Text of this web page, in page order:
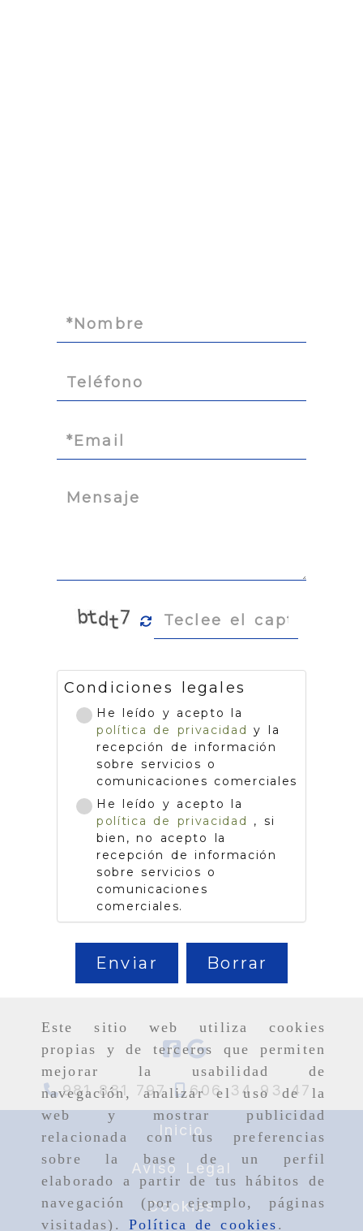
Este sitio web utiliza cookies
propias y de terceros que permiten
mejorar la usabilidad de
navegación, analizar el uso de la
web y mostrar publicidad
relacionada con tus preferencias
sobre la base de un perfil
elaborado a partir de tus hábitos de
navegación (por ejemplo, páginas
visitadas). Política de cookies .
Condiciones legales
He leído y acepto la
política de privacidad y la
recepción de información
sobre servicios o
comunicaciones comerciales
He leído y acepto la
política de privacidad
, si
bien, no acepto la
recepción de información
sobre servicios o
comunicaciones
comerciales.
Enviar Borrar
981 881 797 606 34 93 47
Inicio
Aviso Legal
Cookies